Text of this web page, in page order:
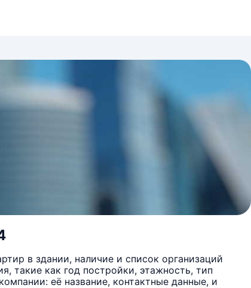
в здании, наличие и список организаций
такие как год постройки, этажность, тип
её название, контактные данные, и